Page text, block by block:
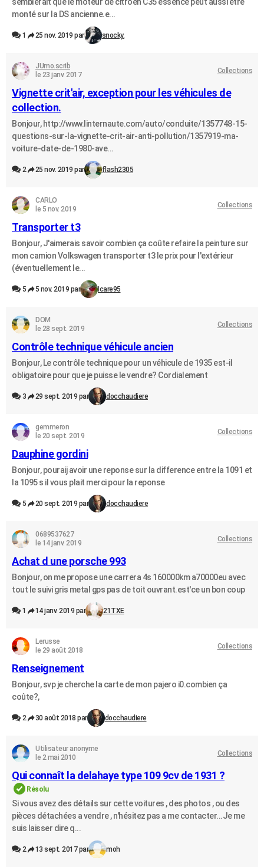
monté sur la DS ancienne.e...
1 25 nov. 2019 par snocky.
JUmo.scrib
le 23 janv. 2017
Collections
Vignette crit'air, exception pour les véhicules de
collection.
Bonjour, http://www.linternaute.com/auto/conduite/1357748-15-
questions-sur-la-vignette-crit-air-anti-pollution/1357919-ma-
voiture-date-de-1980-ave...
2 25 nov. 2019 par flash2305
CARLO
le 5 nov. 2019
Collections
Transporter t3
Bonjour, J'aimerais savoir combien ça coûte refaire la peinture sur
mon camion Volkswagen transporter t3 le prix pour l'extérieur
(éventuellement le...
5 5 nov. 2019 par Icare95
DOM
le 28 sept. 2019
Collections
Contrôle technique véhicule ancien
Bonjour, Le contrôle technique pour un véhicule de 1935 est-il
obligatoire pour que je puisse le vendre? Cordialement
3 29 sept. 2019 par docchaudiere
gemmeron
le 20 sept. 2019
Collections
Dauphine gordini
Bonjour, pouraij avoir une reponse sur la difference entre la 1091 et
la 1095 s il vous plait merci pour la reponse
5 20 sept. 2019 par docchaudiere
0689537627
le 14 janv. 2019
Collections
Achat d une porsche 993
Bonjour, on me propose une carrera 4s 160000km a70000eu avec
tout le suivi gris metal gps pas de toit ouvrant.est'ce un bon coup
1 14 janv. 2019 par 21TXE
Lerusse
le 29 août 2018
Collections
Renseignement
Bonjour, svp je cherche la carte de mon pajero i0.combien ça
coûte?,
2 30 août 2018 par docchaudiere
Utilisateur anonyme
le 2 mai 2010
Collections
Qui connaît la delahaye type 109 9cv de 1931 ?
Résolu
Si vous avez des détails sur cette voitures , des photos , ou des
pièces détachées a vendre , n'hésitez pas a me contacter...Je me
suis laisser dire q...
2 13 sept. 2017 par moh